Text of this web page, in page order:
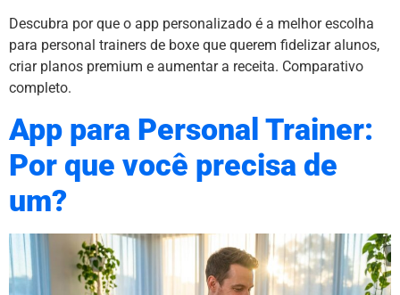
Descubra por que o app personalizado é a melhor escolha
para personal trainers de boxe que querem fidelizar alunos,
criar planos premium e aumentar a receita. Comparativo
completo.
App para Personal Trainer:
Por que você precisa de
um?